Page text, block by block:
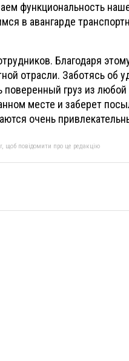
функциональность
в авангарде
Благодаря
отрасли. Заботясь об
груз из любой
месте и заберет
очень
щоб повідомити про це редакцію